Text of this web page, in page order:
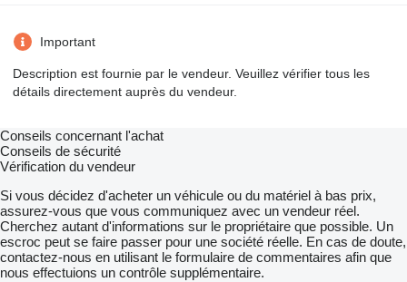
Important
Description est fournie par le vendeur. Veuillez vérifier tous les
détails directement auprès du vendeur.
Conseils concernant l'achat
Conseils de sécurité
Vérification du vendeur
Si vous décidez d'acheter un véhicule ou du matériel à bas prix,
assurez-vous que vous communiquez avec un vendeur réel.
Cherchez autant d'informations sur le propriétaire que possible. Un
escroc peut se faire passer pour une société réelle. En cas de doute,
contactez-nous en utilisant le formulaire de commentaires afin que
nous effectuions un contrôle supplémentaire.